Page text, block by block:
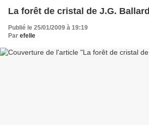
La forêt de cristal de J.G. Ballard
Publié le 25/01/2009 à 19:19
Par efelle